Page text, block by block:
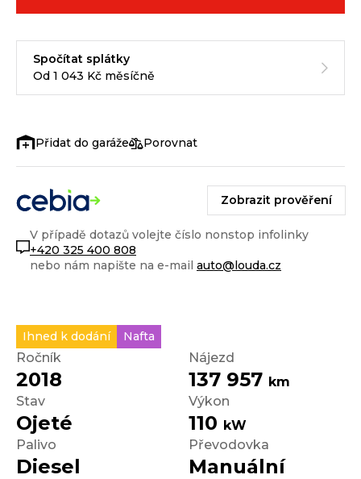
Ihned k dodání Nafta
Ročník
2018
Nájezd
137 957 km
Stav
Ojeté
Výkon
110 kW
Palivo
Diesel
Převodovka
Manuální
Spočítat splátky
Od 1 043 Kč měsíčně
Porovnat
Zobrazit prověření
V případě dotazů volejte číslo nonstop infolinky
+420 325 400 808
nebo nám napište na e-mail auto@louda.cz